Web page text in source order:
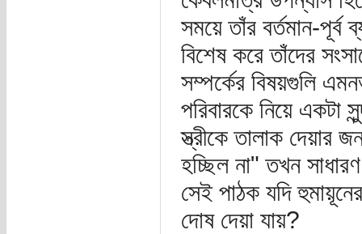
সময়ে তাঁর বর্তমান-
বিশেষ করে তাঁদের
সম্পর্কের বিষয়গুলি
পরিবারকে নিয়ে একটা
স্ত্রীকে তালাক দেয়ার
হচ্ছিল না" তখন
সেই পাঠক যদি
দোষ দেয়া যায়?